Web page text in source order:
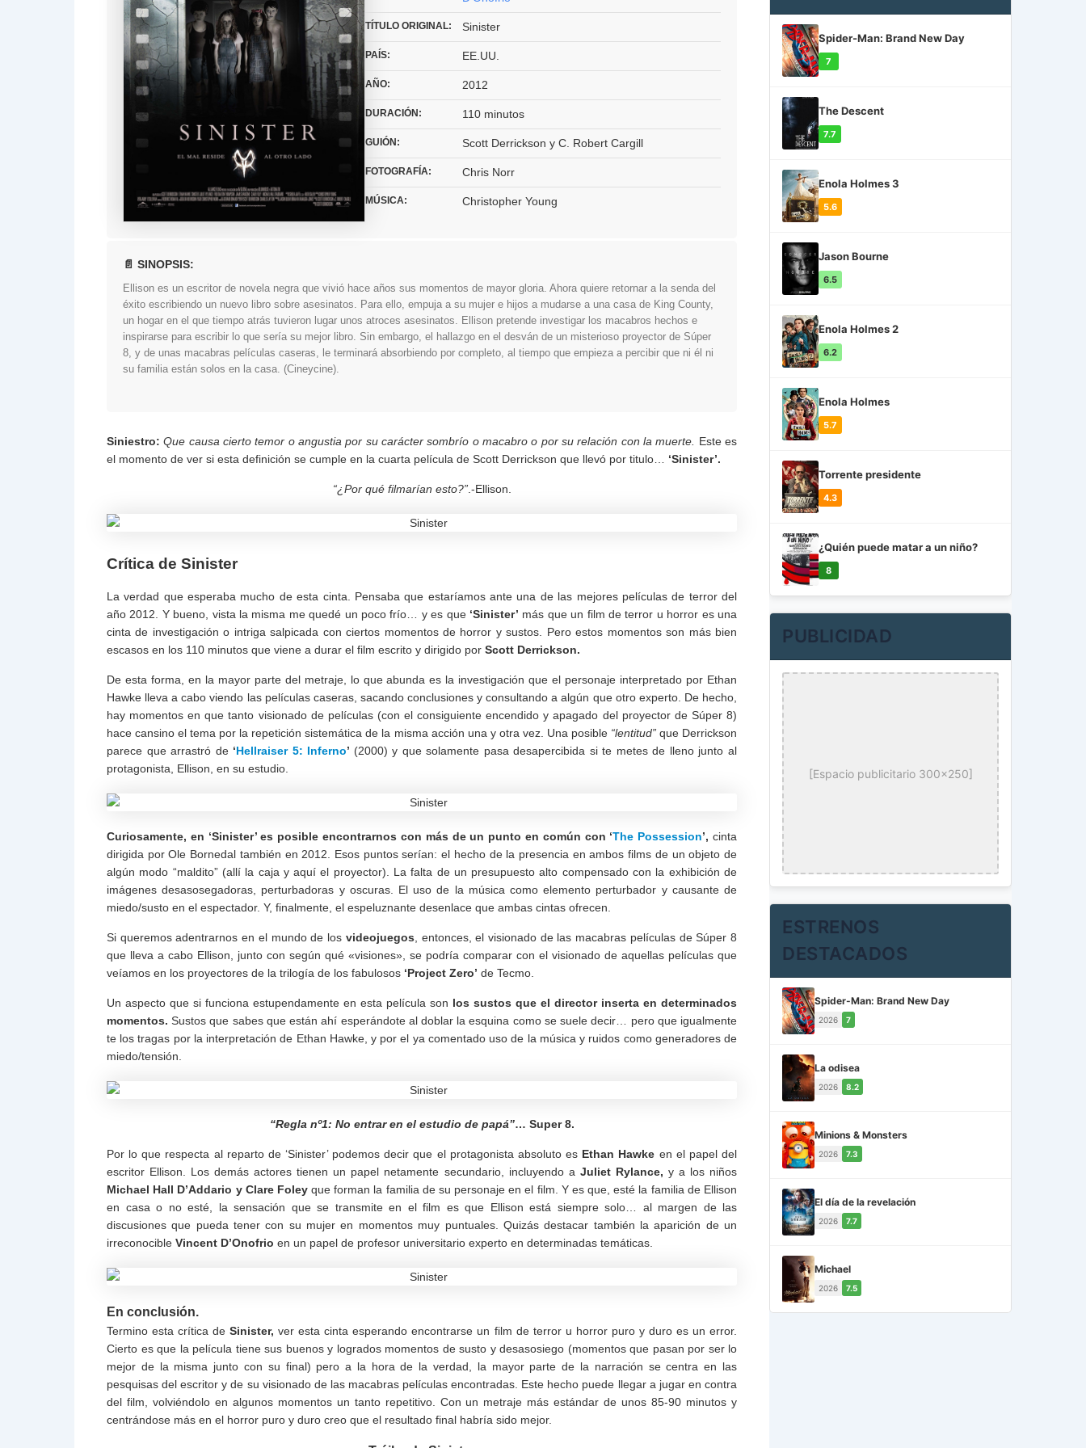
TÍTULO ORIGINAL: Sinister
PAÍS: EE.UU.
AÑO: 2012
DURACIÓN: 110 minutos
GUIÓN: Scott Derrickson y C. Robert Cargill
FOTOGRAFÍA: Chris Norr
MÚSICA: Christopher Young
📄 SINOPSIS:
Ellison es un escritor de novela negra que vivió hace años sus momentos de mayor gloria. Ahora quiere retornar a la senda del
éxito escribiendo un nuevo libro sobre asesinatos. Para ello, empuja a su mujer e hijos a mudarse a una casa de King County,
un hogar en el que tiempo atrás tuvieron lugar unos atroces asesinatos. Ellison pretende investigar los macabros hechos e
inspirarse para escribir lo que sería su mejor libro. Sin embargo, el hallazgo en el desván de un misterioso proyector de Súper
8, y de unas macabras películas caseras, le terminará absorbiendo por completo, al tiempo que empieza a percibir que ni él ni
su familia están solos en la casa. (Cineycine).
Siniestro: Que causa cierto temor o angustia por su carácter sombrío o macabro o por su relación con la muerte.
Este es
el momento de ver si esta definición se cumple en la cuarta película de Scott Derrickson que llevó por titulo…
‘Sinister’.
“¿Por qué filmarían esto?”.-Ellison.
Crítica de Sinister
La verdad que esperaba mucho de esta cinta. Pensaba que estaríamos ante una de las mejores películas de terror del
año 2012. Y bueno, vista la misma me quedé un poco frío… y es que‘Sinister’ más que un film de terror u horror es una
cinta de investigación o intriga salpicada con ciertos momentos de horror y sustos. Pero estos momentos son más bien
escasos en los 110 minutos que viene a durar el film escrito y dirigido por Scott Derrickson.
De esta forma, en la mayor parte del metraje, lo que abunda es la investigación que el personaje interpretado por Ethan
Hawke lleva a cabo viendo las películas caseras, sacando conclusiones y consultando a algún que otro experto. De hecho,
hay momentos en que tanto visionado de películas (con el consiguiente encendido y apagado del proyector de Súper 8)
hace cansino el tema por la repetición sistemática de la misma acción una y otra vez. Una posible “lentitud”que Derrickson
parece que arrastró de ‘Hellraiser 5: Inferno’ (2000) y que solamente pasa desapercibida si te metes de lleno junto al
protagonista, Ellison, en su estudio.
Curiosamente, en ‘Sinister’ es posible encontrarnos con más de un punto en común con ‘The Possession’, cinta
dirigida por Ole Bornedal también en 2012. Esos puntos serían: el hecho de la presencia en ambos films de un objeto de
algún modo “maldito” (allí la caja y aquí el proyector). La falta de un presupuesto alto compensado con la exhibición de
imágenes desasosegadoras, perturbadoras y oscuras. El uso de la música como elemento perturbador y causante de
miedo/susto en el espectador. Y, finalmente, el espeluznante desenlace que ambas cintas ofrecen.
Si queremos adentrarnos en el mundo de los videojuegos , entonces, el visionado de las macabras películas de Súper 8
que lleva a cabo Ellison, junto con según qué «visiones», se podría comparar con el visionado de aquellas películas que
veíamos en los proyectores de la trilogía de los fabulosos ‘Project Zero’ de Tecmo.
Un aspecto que si funciona estupendamente en esta película son los sustos que el director inserta en determinados
momentos. Sustos que sabes que están ahí esperándote al doblar la esquina como se suele decir… pero que igualmente
te los tragas por la interpretación de Ethan Hawke, y por el ya comentado uso de la música y ruidos como generadores de
miedo/tensión.
“Regla nº1: No entrar en el estudio de papá”… Super 8.
Por lo que respecta al reparto de ‘Sinister’ podemos decir que el protagonista absoluto es Ethan Hawke en el papel del
escritor Ellison. Los demás actores tienen un papel netamente secundario, incluyendo a Juliet Rylance, y a los niños
Michael Hall D’Addario y Clare Foleyque forman la familia de su personaje en el film. Y es que, esté la familia de Ellison
en casa o no esté, la sensación que se transmite en el film es que Ellison está siempre solo… al margen de las
discusiones que pueda tener con su mujer en momentos muy puntuales. Quizás destacar también la aparición de un
irreconocible Vincent D’Onofrio en un papel de profesor universitario experto en determinadas temáticas.
En conclusión.
Termino esta crítica deSinister, ver esta cinta esperando encontrarse un film de terror u horror puro y duro es un error.
Cierto es que la película tiene sus buenos y logrados momentos de susto y desasosiego (momentos que pasan por ser lo
mejor de la misma junto con su final) pero a la hora de la verdad, la mayor parte de la narración se centra en las
pesquisas del escritor y de su visionado de las macabras películas encontradas. Este hecho puede llegar a jugar en contra
del film, volviéndolo en algunos momentos un tanto repetitivo. Con un metraje más estándar de unos 85-90 minutos y
centrándose más en el horror puro y duro creo que el resultado final habría sido mejor.
Spider-Man: Brand New Day
7
The Descent
7.7
Enola Holmes 3
5.6
Jason Bourne
6.5
Enola Holmes 2
6.2
Enola Holmes
5.7
Torrente presidente
4.3
¿Quién puede matar a un niño?
8
PUBLICIDAD
[Espacio publicitario 300x250]
ESTRENOS
DESTACADOS
Spider-Man: Brand New Day
2026 7
La odisea
2026 8.2
Minions & Monsters
2026 7.3
El día de la revelación
2026 7.7
Michael
2026 7.5